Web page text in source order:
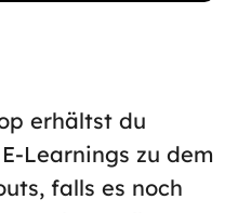
erhältst du
Learnings zu dem
falls es noch